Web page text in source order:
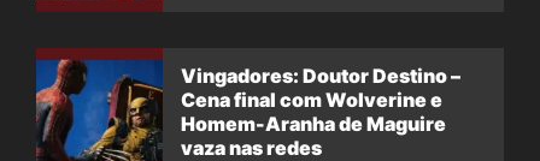
Vingadores: Doutor Destino –
Cena final com Wolverine e
Homem-Aranha de Maguire
vaza nas redes